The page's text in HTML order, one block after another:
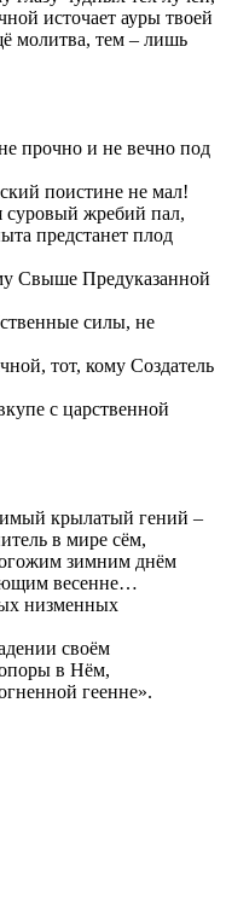
источает ауры твоей
молитва, тем – лишь
прочно и не вечно под
поистине не мал!
суровый жребий пал,
предстанет плод
Свыше Предуказанной
силы, не
тот, кому Создатель
с царственной
крылатый гений –
в мире сём,
зимним днём
весенне…
низменных
своём
опоры в Нём,
геенне».